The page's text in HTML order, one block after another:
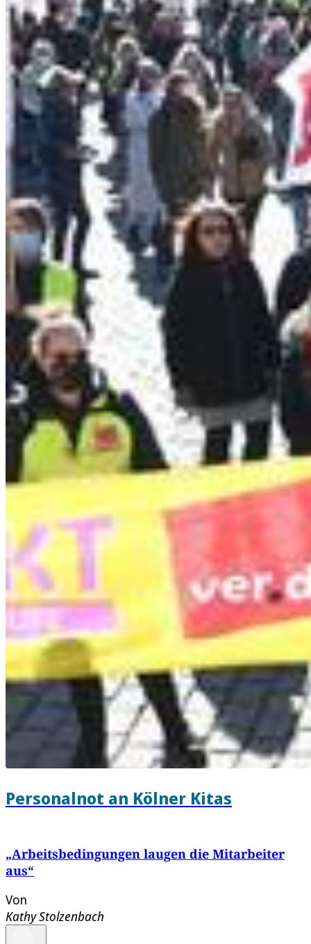
Personalnot an Kölner Kitas
„Arbeitsbedingungen laugen die Mitarbeiter
aus“
Von
Kathy Stolzenbach